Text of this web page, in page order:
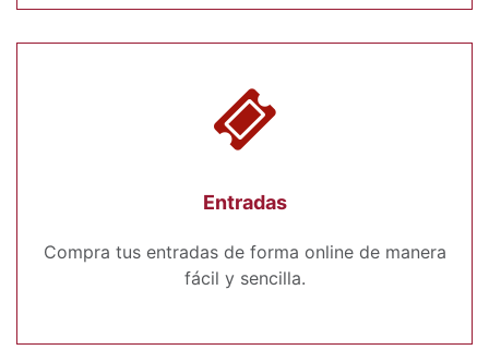
Entradas
Compra tus entradas de forma online de manera
fácil y sencilla.